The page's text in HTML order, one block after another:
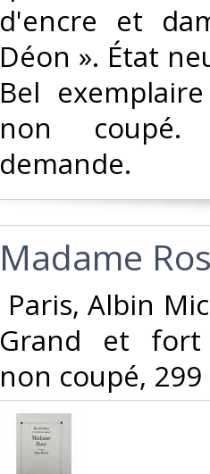
d'encre et
Déon ». État
Bel
non
demande.‎
‎Madame
Paris, Albin
Grand et fort
non coupé, 299